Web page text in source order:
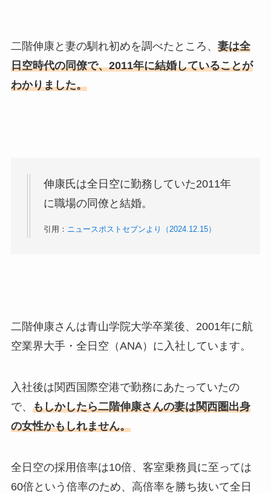
二階伸康と妻の馴れ初めを調べたところ、 妻は全
日空時代の同僚で、2011年に結婚していることが
わかりました。
伸康氏は全日空に勤務していた2011年
に職場の同僚と結婚。
引用： ニュースポストセブンより（2024.12.15）
二階伸康さんは青山学院大学卒業後、2001年に航
空業界大手・全日空（ANA）に入社しています。
入社後は関西国際空港で勤務にあたっていたの
で、 もしかしたら二階伸康さんの妻は関西圏出身
の女性かもしれません。
全日空の採用倍率は10倍、客室乗務員に至っては
60倍という倍率のため、高倍率を勝ち抜いて全日